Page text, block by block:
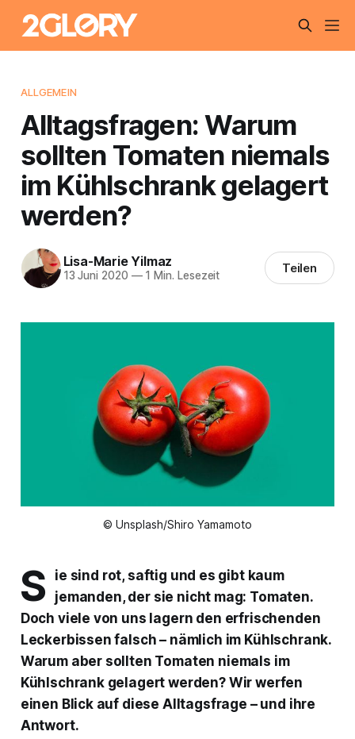
ALLGEMEIN
Alltagsfragen: Warum
sollten Tomaten niemals
im Kühlschrank gelagert
werden?
Lisa-Marie Yilmaz
13 Juni 2020 —1 Min. Lesezeit Teilen
© Unsplash/Shiro Yamamoto
S
ie sind rot, saftig und es gibt kaum
jemanden, der sie nicht mag: Tomaten.
Doch viele von uns lagern den erfrischenden
Leckerbissen falsch – nämlich im Kühlschrank.
Warum aber sollten Tomaten niemals im
Kühlschrank gelagert werden? Wir werfen
einen Blick auf diese Alltagsfrage – und ihre
Antwort.